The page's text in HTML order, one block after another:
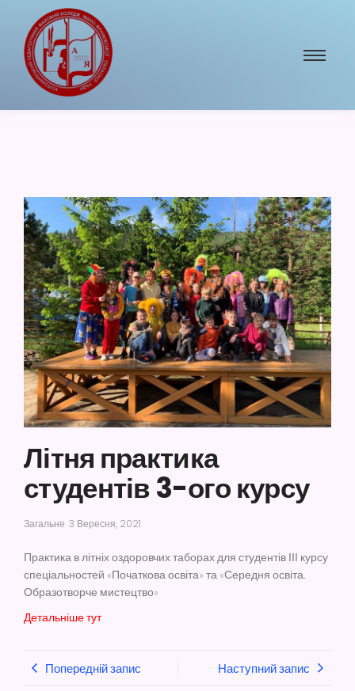
Літня практика
студентів 3-ого курсу
Загальне 3 Вересня, 2021
Практика в літніх оздоровчих таборах для студентів ІІІ курсу
спеціальностей «Початкова освіта» та «Середня освіта.
Образотворче мистецтво»
Детальніше тут
Попередній запис Наступний запис